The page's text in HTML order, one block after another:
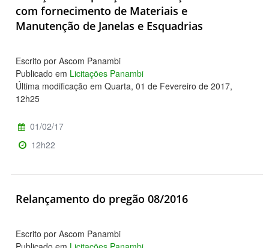
com fornecimento de Materiais e
Manutenção de Janelas e Esquadrias
Escrito por Ascom Panambi
Publicado em Licitações Panambi
Última modificação em Quarta, 01 de Fevereiro de 2017,
12h25
01/02/17
12h22
Relançamento do pregão 08/2016
Escrito por Ascom Panambi